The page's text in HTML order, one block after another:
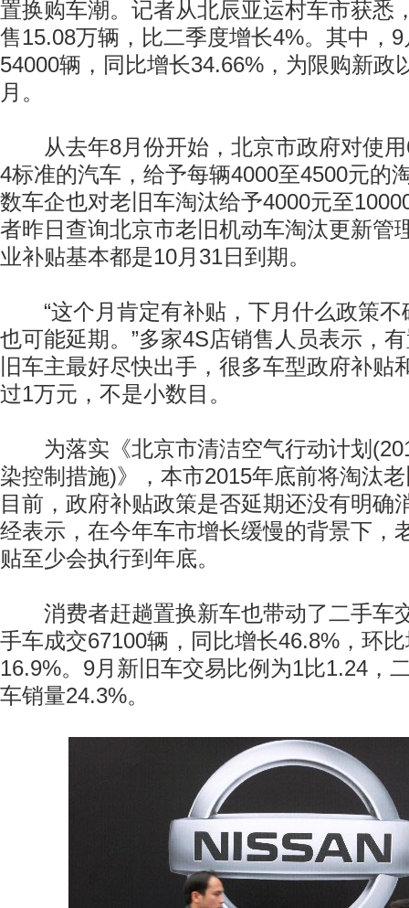
置换购车潮。记者从北辰亚运村车市获悉
售15.08万辆，比二季度增长4%。其中，
54000辆，同比增长34.66%，为限购新政
月。
从去年8月份开始，北京市政府对使用
4标准的汽车，给予每辆4000至4500元的
数车企也对老旧车淘汰给予4000元至
者昨日查询北京市老旧机动车淘汰更新管
业补贴基本都是10月31日到期。
“这个月肯定有补贴，下月什么政策不
也可能延期。”多家4S店销售人员表示，
旧车主最好尽快出手，很多车型政府补贴
过1万元，不是小数目。
为落实《北京市清洁空气行动计划
染控制措施)》，本市2015年底前将淘汰
目前，政府补贴政策是否延期还没有明确
经表示，在今年车市增长缓慢的背景下，
贴至少会执行到年底。
消费者赶趟置换新车也带动了二手车
手车成交67100辆，同比增长46.8%，环
16.9%。9月新旧车交易比例为1比1.24，
车销量24.3%。